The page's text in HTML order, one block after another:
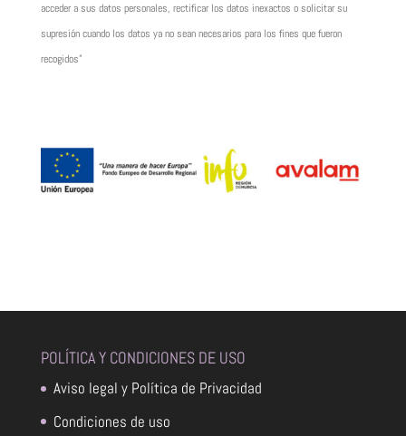
acceder a sus datos personales, rectificar los datos inexactos o solicitar su
supresión cuando los datos ya no sean necesarios para los fines que fueron
recogidos”
POLÍTICA Y CONDICIONES DE USO
Aviso legal y Política de Privacidad
Condiciones de uso